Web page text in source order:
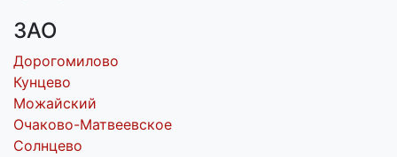
ЗАО
Дорогомилово
Кунцево
Можайский
Очаково-Матвеевское
Солнцево